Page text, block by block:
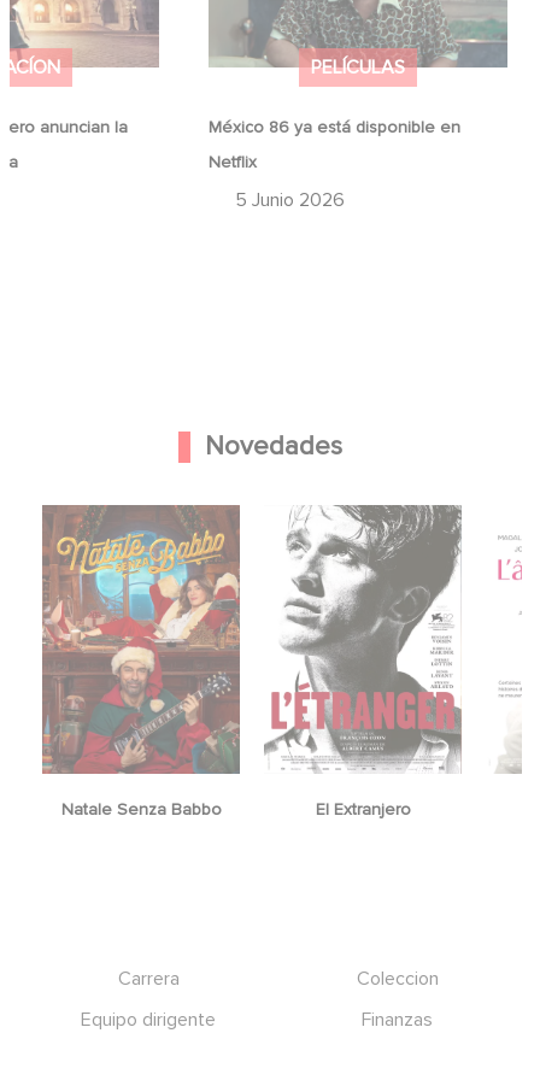
anuncian la
PELÍCULAS
México 86 ya está disponible en
Netflix
5 Junio 2026
Novedades
Natale Senza Babbo El Extranjero
Carrera
Coleccion
Equipo dirigente
Finanzas